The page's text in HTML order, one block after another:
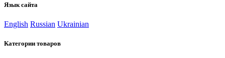
Язык сайта
English Russian Ukrainian
Категории товаров